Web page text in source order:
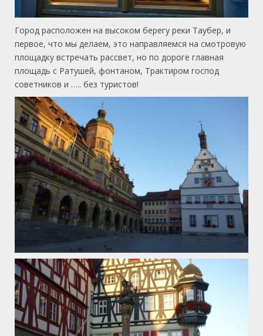
Город расположен на высоком берегу реки Таубер, и
первое, что мы делаем, это направляемся на смотровую
площадку встречать рассвет, но по дороге главная
площадь с Ратушей, фонтаном, Трактиром господ
советников и ….. без туристов!